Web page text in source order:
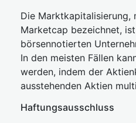
Die Marktkapitalisierung,
Marketcap bezeichnet,
börsennotierten
In den meisten Fällen
werden, indem der
ausstehenden Aktien
Haftungsausschluss